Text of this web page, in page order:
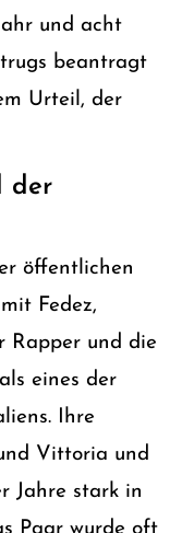
und acht
beantragt
Urteil, der
der
öffentlichen
Fedez,
Rapper und die
eines der
Ihre
Vittoria und
Jahre stark in